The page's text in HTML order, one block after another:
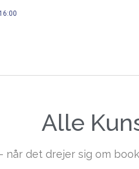
Alle
det drejer sig om